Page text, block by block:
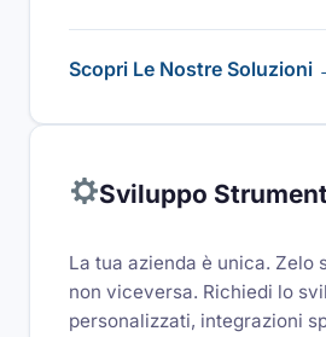
Scopri Le Nostre Soluzioni
Sviluppo
La tua azienda è unica. Zelo
non viceversa. Richiedi lo
personalizzati, integrazioni